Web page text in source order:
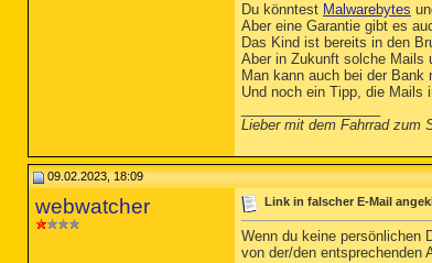
Du könntest Malwarebytes
Aber eine Garantie gibt es
Das Kind ist bereits in den
Aber in Zukunft solche Mails
Man kann auch bei der
Und noch ein Tipp, die Mails
Lieber mit dem Fahrrad zum
09.02.2023, 18:09
webwatcher Link in falscher E-Mail
Wenn du keine persönlichen
von der/den entsprechenden